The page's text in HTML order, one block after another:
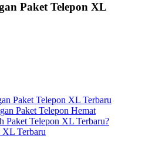
Paket Telepon XL
Paket Telepon XL Terbaru
Paket Telepon Hemat
Paket Telepon XL Terbaru?
XL Terbaru